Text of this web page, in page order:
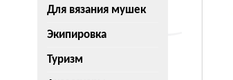
Для вязания мушек
Экипировка
Туризм